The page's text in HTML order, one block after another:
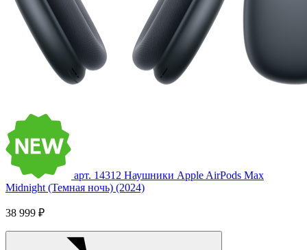
арт. 14312 Наушники Apple AirPods Max
Midnight (Темная ночь) (2024)
38 999 ₽